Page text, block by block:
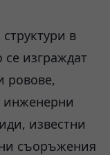
в
изграждат
ровове,
инженерни
известни
съоръжения